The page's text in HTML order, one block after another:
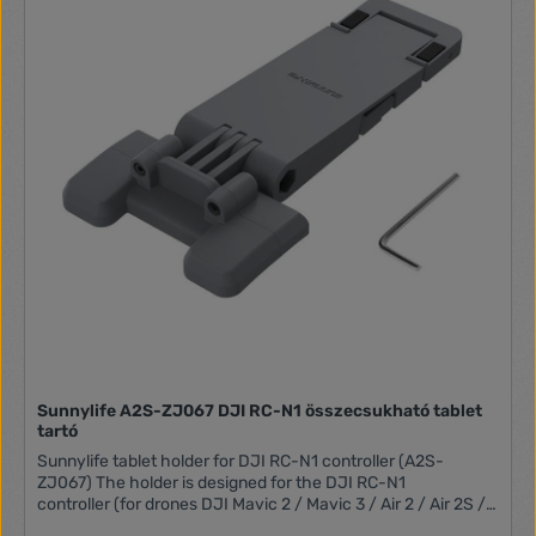
center hole. The accessory is extremely durable, so you
don't have to worry about damaging or breaking it. In
addition, the holder fits perfectly into the controller's design
and does not obstruct the holes or ports. Included Holder x1
Leather lanyard x1 Allen wrench x1 Screws x2 Manufacturer
length 62,5 - 80 cm Material Aluminum + PU leather Weight
72 g
Sunnylife A2S-ZJ067 DJI RC-N1 összecsukható tablet
tartó
Sunnylife tablet holder for DJI RC-N1 controller (A2S-
ZJ067) The holder is designed for the DJI RC-N1
controller (for drones DJI Mavic 2 / Mavic 3 / Air 2 / Air 2S /